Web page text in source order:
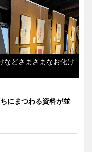
などさまざまなお化け
にまつわる資料が並